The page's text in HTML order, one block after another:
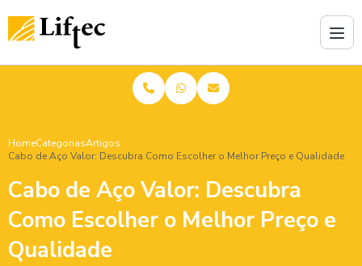
HomeCategoriasArtigos
Cabo de Aço Valor: Descubra Como Escolher o Melhor Preço e Qualidade
Cabo de Aço Valor: Descubra
Como Escolher o Melhor Preço e
Qualidade